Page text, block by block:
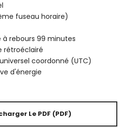
fuseau horaire)
rebours 99 minutes
rétroéclairé
coordonné (UTC)
d'énergie
Le PDF (PDF)